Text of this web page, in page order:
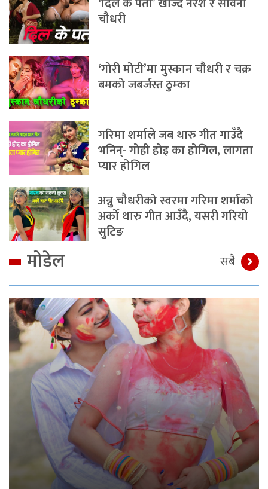
चौधरी
‘गोरी मोटी’मा मुस्कान चौधरी र चक्र
बमको जबर्जस्त ठुम्का
गरिमा शर्माले जब थारु गीत गाउँदै
भनिन्- गोही होइ का होगिल, लागता
प्यार होगिल
अन्नु चौधरीको स्वरमा गरिमा शर्माको
अर्को थारु गीत आउँदै, यसरी गरियो
सुटिङ
मोडेल सबै